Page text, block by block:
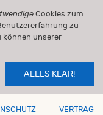
Cookies zum
zu
können unserer
ALLES KLAR!
VERTRAG